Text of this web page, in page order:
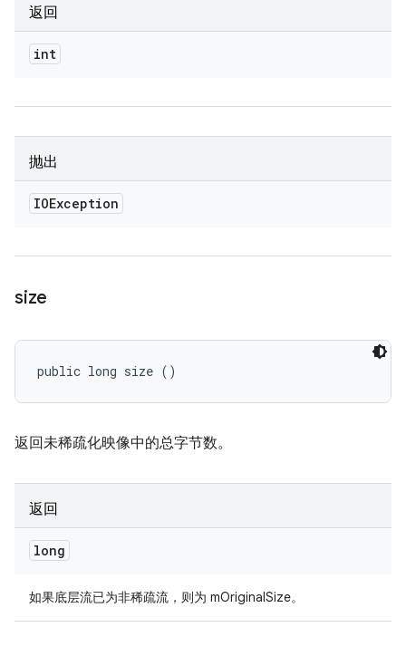
返回
int
抛出
IOException
size
public long size ()
返回未稀疏化映像中的总字节数。
返回
long
如果底层流已为非稀疏流，则为 mOriginalSize。